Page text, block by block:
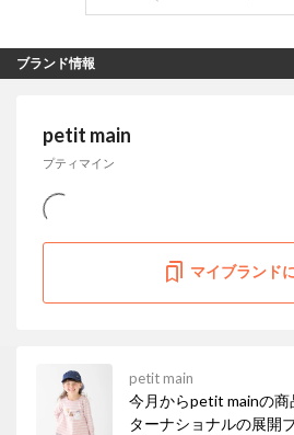
ブランド情報
petit main
プティマイン
マイブランド
petit main
今月からpetit mainの
ターナショナルの展開